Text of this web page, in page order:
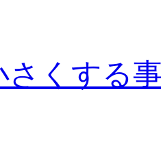
さくする